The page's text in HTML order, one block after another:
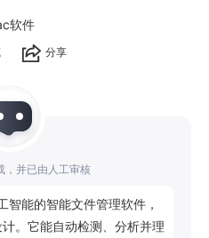
软件
分享
，并已由人工审核
能的智能文件管理软件，
。它能自动检测、分析并理